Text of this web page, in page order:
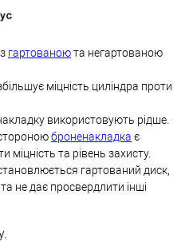
гартованоюта негартованою
міцність циліндра проти
використовують рідше.
броненакладка є
та рівень захисту.
гартований диск,
не дає просвердлити інші